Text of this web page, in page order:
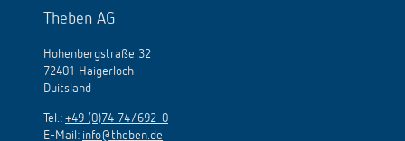
Theben AG
Hohenbergstraße 32
72401 Haigerloch
Duitsland
Tel.: +49 (0)74 74/692-0
E-Mail: info@theben.de